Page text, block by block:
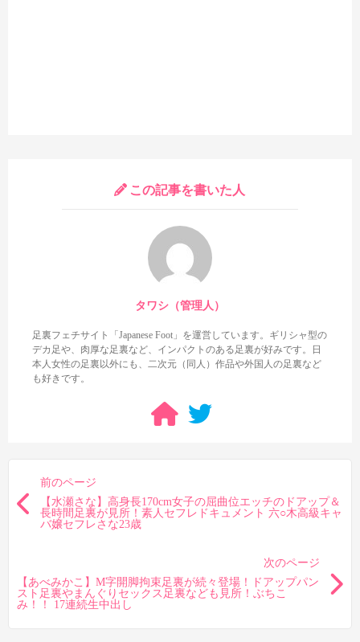
この記事を書いた人
タワシ（管理人）
足裏フェチサイト「Japanese Foot」を運営しています。ギリシャ型の
デカ足や、肉厚な足裏など、インパクトのある足裏が好みです。日
本人女性の足裏以外にも、二次元（同人）作品や外国人の足裏など
も好きです。
前のページ
【水瀬さな】高身長170cm女子の屈曲位エッチのドアップ＆
長時間足裏が見所！素人セフレドキュメント 六○木高級キャ
バ嬢セフレさな23歳
次のページ
【あべみかこ】M字開脚拘束足裏が続々登場！ドアップパン
スト足裏やまんぐりセックス足裏なども見所！ぶちこ
み！！ 17連続生中出し